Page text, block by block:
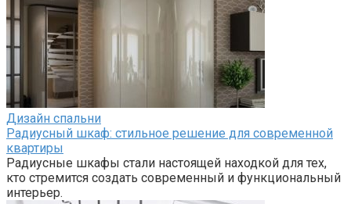
Дизайн спальни
Радиусный шкаф: стильное решение для современной
квартиры
Радиусные шкафы стали настоящей находкой для тех,
кто стремится создать современный и функциональный
интерьер.